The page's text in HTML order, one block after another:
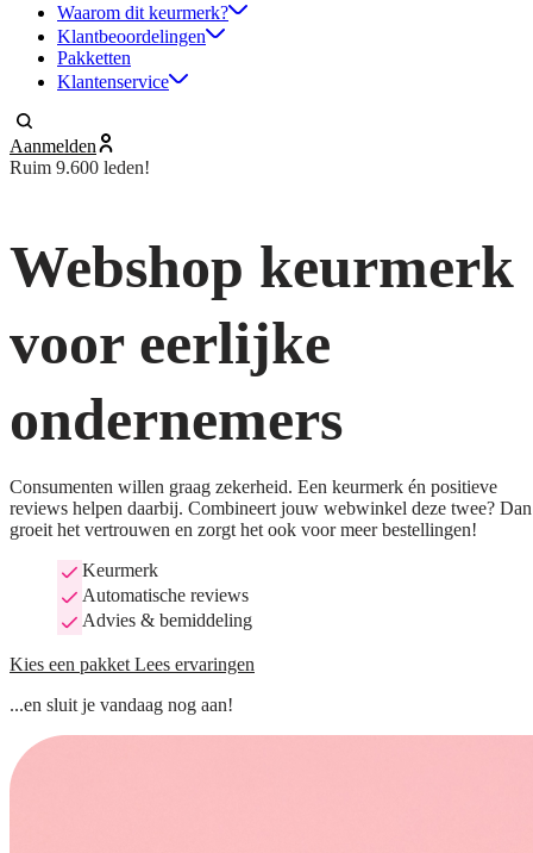
Waarom dit keurmerk?
Klantbeoordelingen
Pakketten
Klantenservice
Aanmelden
Ruim 9.600 leden!
Webshop keurmerk
voor eerlijke
ondernemers
Consumenten willen graag zekerheid. Een keurmerk én positieve
reviews helpen daarbij. Combineert jouw webwinkel deze twee? Dan
groeit het vertrouwen en zorgt het ook voor meer bestellingen!
Keurmerk
Automatische reviews
Advies & bemiddeling
Kies een pakket Lees ervaringen
...en sluit je vandaag nog aan!